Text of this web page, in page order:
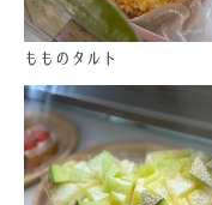
もものタルト